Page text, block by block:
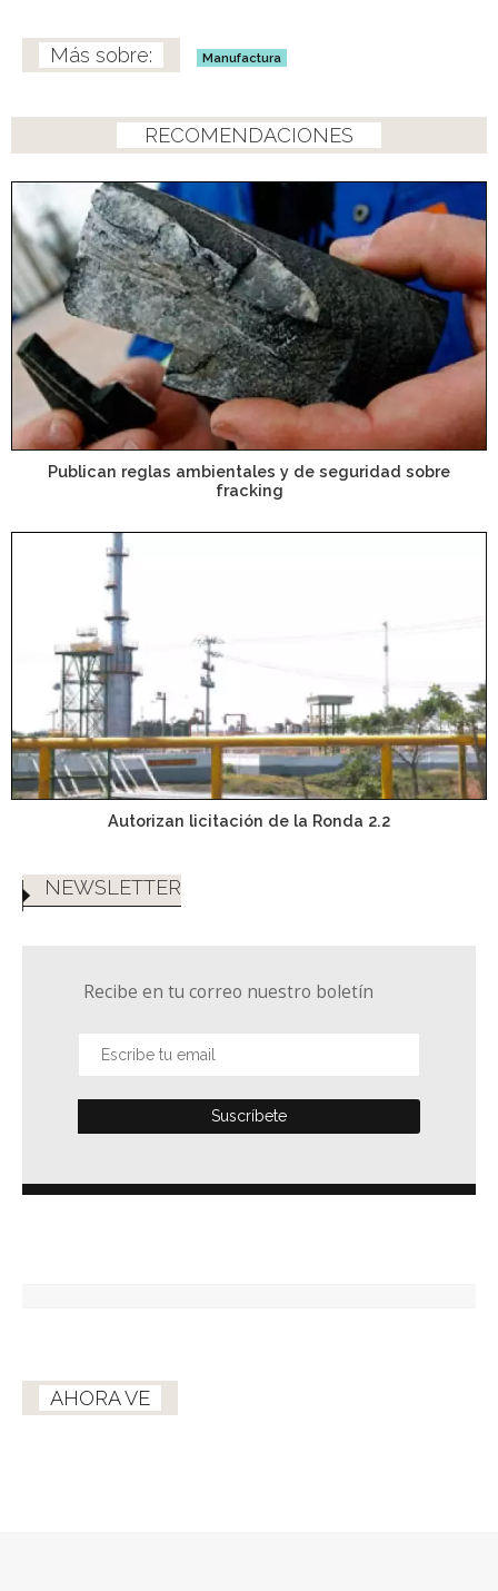
Manufactura
RECOMENDACIONES
Publican reglas ambientales y de seguridad sobre
fracking
Autorizan licitación de la Ronda 2.2
NEWSLETTER
Recibe en tu correo nuestro boletín
AHORA VE